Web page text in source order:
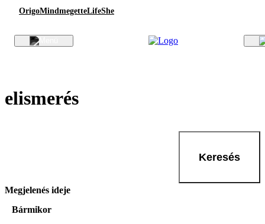
OrigoMindmegetteLifeShe
elismerés
Keresés
Megjelenés ideje
Bármikor